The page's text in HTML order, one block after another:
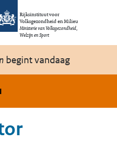
Rijksinstituut voor
Volksgezondheid en Milieu
Ministerie van Volksgezondheid,
Welzijn en Sport
begint vandaag